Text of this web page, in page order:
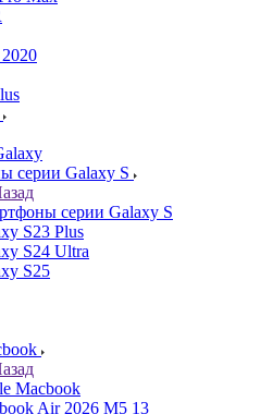
серии Galaxy S
серии Galaxy S
S23 Plus
S24 Ultra
S25
Macbook
Air 2026 M5 13